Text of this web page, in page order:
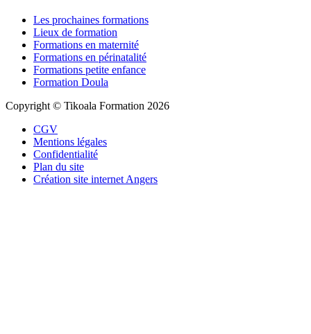
Les prochaines formations
Lieux de formation
Formations en maternité
Formations en périnatalité
Formations petite enfance
Formation Doula
Copyright © Tikoala Formation 2026
CGV
Mentions légales
Confidentialité
Plan du site
Création site internet Angers